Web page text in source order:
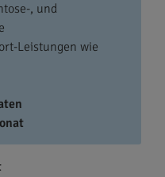
, und
Leistungen wie